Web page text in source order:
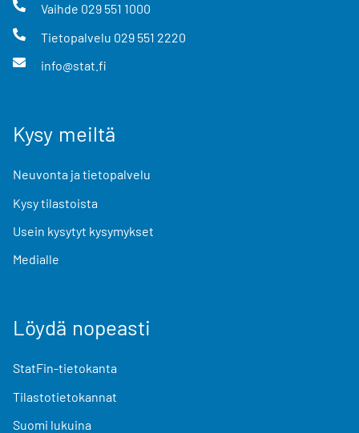
Vaihde 029 551 1000
Tietopalvelu 029 551 2220
info@stat.fi
Kysy meiltä
Neuvonta ja tietopalvelu
Kysy tilastoista
Usein kysytyt kysymykset
Medialle
Löydä nopeasti
StatFin-tietokanta
Tilastotietokannat
Suomi lukuina